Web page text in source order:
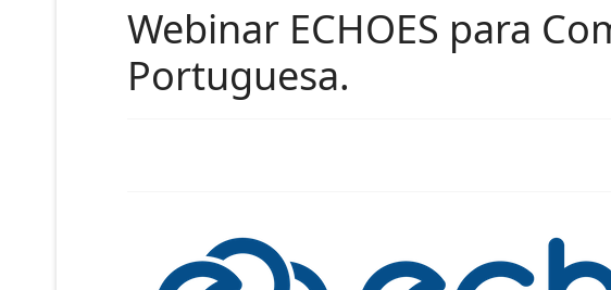
Webinar ECHOES para
Portuguesa.